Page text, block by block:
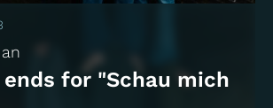
for "Schau mich